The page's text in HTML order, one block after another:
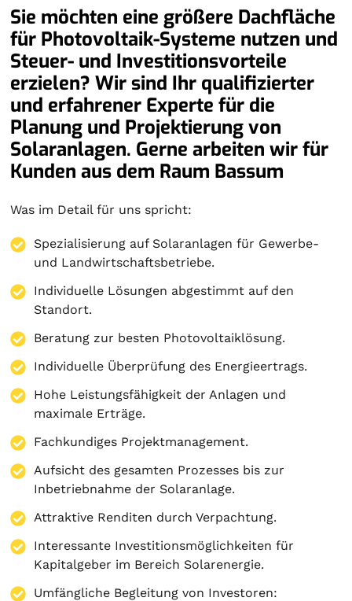
Sie möchten eine größere Dachfläche
für Photovoltaik-Systeme nutzen und
Steuer- und Investitionsvorteile
erzielen? Wir sind Ihr qualifizierter
und erfahrener Experte für die
Planung und Projektierung von
Solaranlagen. Gerne arbeiten wir für
Kunden aus dem Raum Bassum
Was im Detail für uns spricht:
Spezialisierung auf Solaranlagen für Gewerbe-
und Landwirtschaftsbetriebe.
Individuelle Lösungen abgestimmt auf den
Standort.
Beratung zur besten Photovoltaiklösung.
Individuelle Überprüfung des Energieertrags.
Hohe Leistungsfähigkeit der Anlagen und
maximale Erträge.
Fachkundiges Projektmanagement.
Aufsicht des gesamten Prozesses bis zur
Inbetriebnahme der Solaranlage.
Attraktive Renditen durch Verpachtung.
Interessante Investitionsmöglichkeiten für
Kapitalgeber im Bereich Solarenergie.
Umfängliche Begleitung von Investoren: